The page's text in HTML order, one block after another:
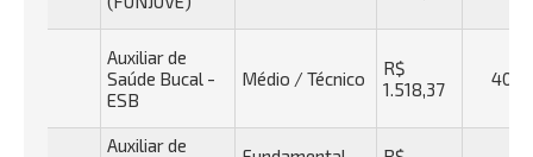
Auxiliar de
Saúde Bucal -
ESB
Médio / Técnico
R$
1.518,37
40h
Auxiliar de